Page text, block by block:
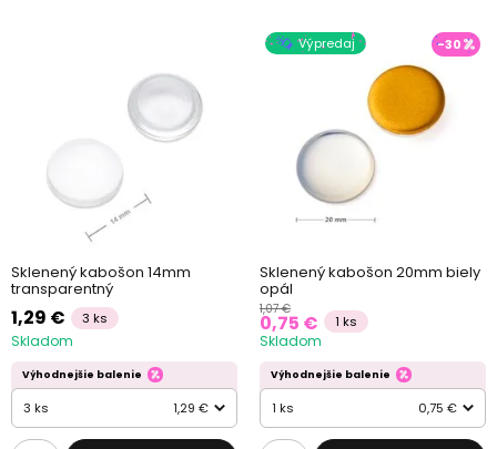
Sklenený kabošon 14mm
transparentný
1,29 € 3 ks
Skladom
Výhodnejšie balenie
3 ks 1,29 €
Výpredaj -30
Sklenený kabošon 20mm biely
opál
1,07 €
0,75 € 1 ks
Skladom
Výhodnejšie balenie
1 ks 0,75 €